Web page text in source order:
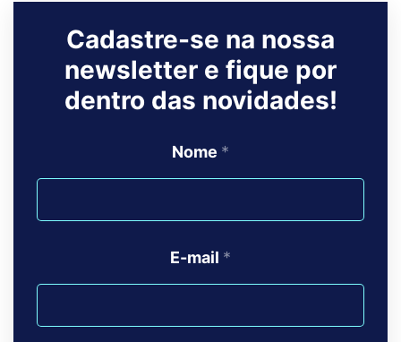
Cadastre-se na nossa
newsletter e fique por
dentro das novidades!
Nome *
E-mail *